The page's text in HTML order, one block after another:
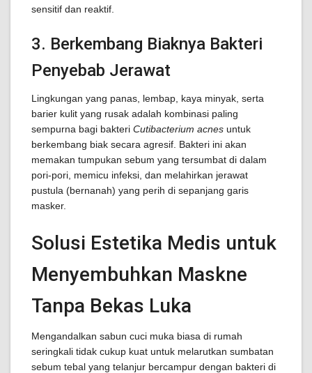
sensitif dan reaktif.
3. Berkembang Biaknya Bakteri
Penyebab Jerawat
Lingkungan yang panas, lembap, kaya minyak, serta
barier kulit yang rusak adalah kombinasi paling
sempurna bagi bakteri Cutibacterium acnes untuk
berkembang biak secara agresif. Bakteri ini akan
memakan tumpukan sebum yang tersumbat di dalam
pori-pori, memicu infeksi, dan melahirkan jerawat
pustula (bernanah) yang perih di sepanjang garis
masker.
Solusi Estetika Medis untuk
Menyembuhkan Maskne
Tanpa Bekas Luka
Mengandalkan sabun cuci muka biasa di rumah
seringkali tidak cukup kuat untuk melarutkan sumbatan
sebum tebal yang telanjur bercampur dengan bakteri di